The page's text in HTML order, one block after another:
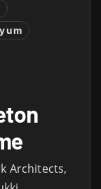
Architects,